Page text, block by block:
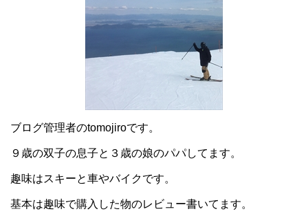
ブログ管理者のtomojiroです。
９歳の双子の息子と３歳の娘のパパしてます。
趣味はスキーと車やバイクです。
基本は趣味で購入した物のレビュー書いてます。